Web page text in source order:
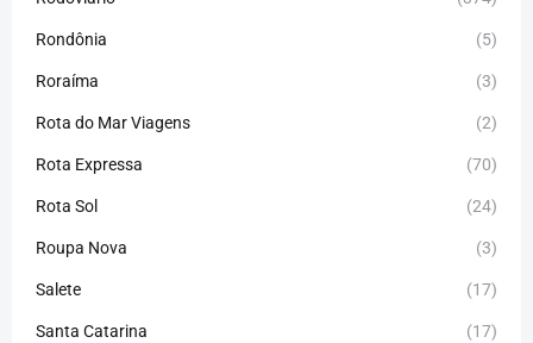
Rondônia (5)
Roraíma (3)
Rota do Mar Viagens (2)
Rota Expressa (70)
Rota Sol (24)
Roupa Nova (3)
Salete (17)
Santa Catarina (17)